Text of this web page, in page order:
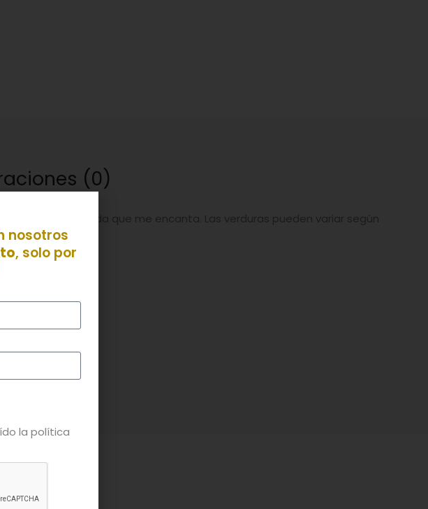
(0)
de temporada que me encanta. Las verduras pueden variar según
nosotros
, solo por
la política